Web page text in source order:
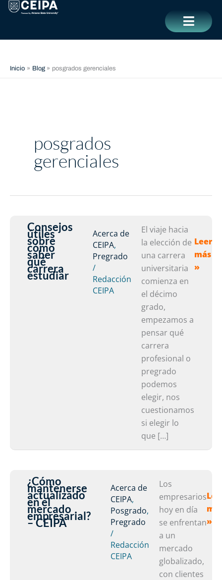
contenido
Inicio Blog posgrados gerenciales
posgrados
gerenciales
Consejos
útiles
sobre
cómo
saber
qué
carrera
estudiar
Acerca de
CEIPA,
Pregrado
/
Redacción
CEIPA
El viaje hacia
la elección de
una carrera
universitaria
comienza en
el décimo
grado,
empezamos a
pensar qué
carrera
profesional o
pregrado
podemos
elegir, nos
cuestionamos
si elegir lo
que […]
útiles
sobre
cómo
Leer
más
»
¿Cómo
mantenerse
actualizado
en el
mercado
empresarial?
– CEIPA
Acerca de
CEIPA,
Posgrado,
Pregrado
/
Redacción
CEIPA
Los
empresarios
hoy en día
se enfrentan
a un
mercado
globalizado,
con clientes
en
»